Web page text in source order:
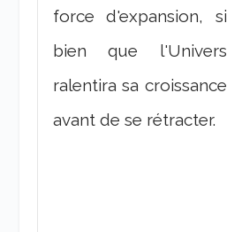
force d'expansion, si
bien que l'Univers
ralentira sa croissance
avant de se rétracter.